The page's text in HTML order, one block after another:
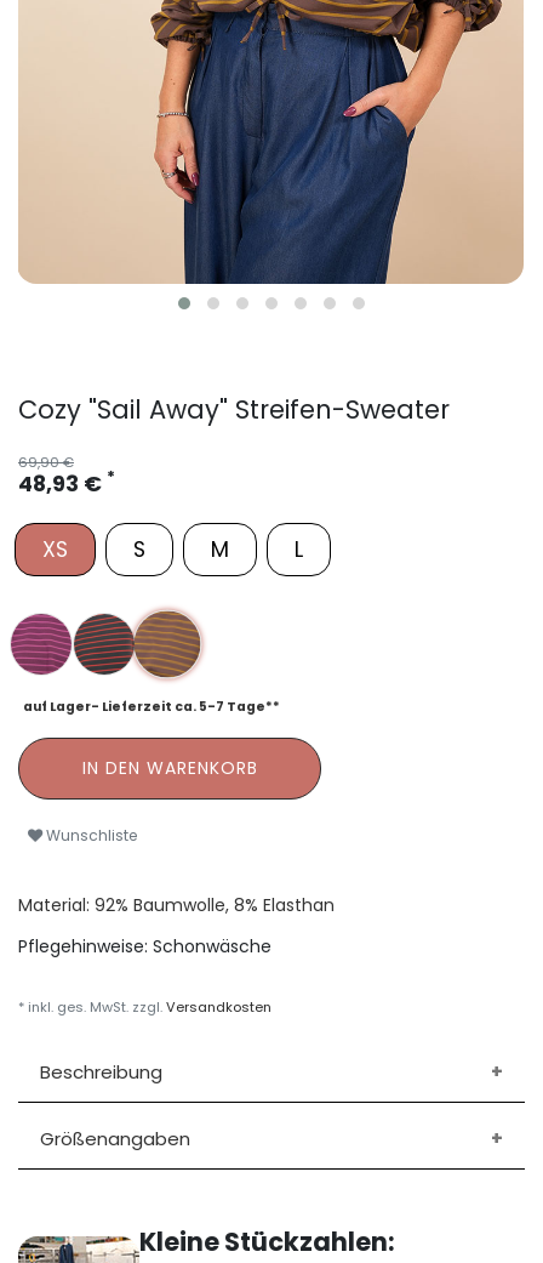
Cozy "Sail Away" Streifen-Sweater
69,90 €
48,93 € *
XS S M L
auf Lager- Lieferzeit ca. 5-7 Tage**
IN DEN WARENKORB
Wunschliste
Material: 92% Baumwolle, 8% Elasthan
Pflegehinweise: Schonwäsche
* inkl. ges. MwSt. zzgl.Versandkosten
Beschreibung
Größenangaben
Kleine Stückzahlen: